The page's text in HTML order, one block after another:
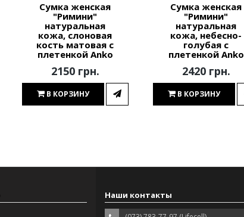
Сумка женская
"Римини"
натуральная
кожа, слоновая
кость матовая с
плетенкой Anko
2150 грн.
В КОРЗИНУ
Сумка женская
"Римини"
натуральная
кожа, небесно-
голубая с
плетенкой Anko
2420 грн.
В КОРЗИНУ
Наши контакты